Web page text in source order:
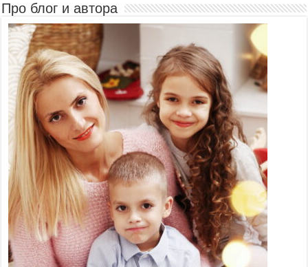
Про блог и автора